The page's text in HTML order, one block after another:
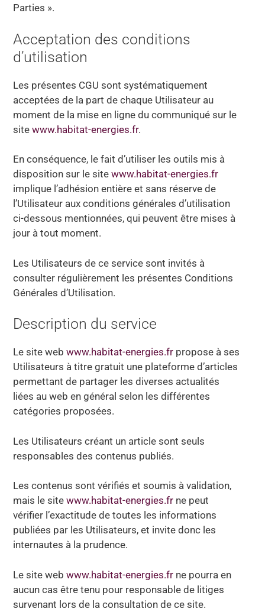
Parties ».
Acceptation des conditions
d’utilisation
Les présentes CGU sont systématiquement
acceptées de la part de chaque Utilisateur au
moment de la mise en ligne du communiqué sur le
sitewww.habitat-energies.fr.
En conséquence, le fait d’utiliser les outils mis à
disposition sur le sitewww.habitat-energies.fr
implique l’adhésion entière et sans réserve de
l’Utilisateur aux conditions générales d’utilisation
ci-dessous mentionnées, qui peuvent être mises à
jour à tout moment.
Les Utilisateurs de ce service sont invités à
consulter régulièrement les présentes Conditions
Générales d’Utilisation.
Description du service
Le site webwww.habitat-energies.fr propose à ses
Utilisateurs à titre gratuit une plateforme d’articles
permettant de partager les diverses actualités
liées au web en général selon les différentes
catégories proposées.
Les Utilisateurs créant un article sont seuls
responsables des contenus publiés.
Les contenus sont vérifiés et soumis à validation,
mais le sitewww.habitat-energies.fr ne peut
vérifier l’exactitude de toutes les informations
publiées par les Utilisateurs, et invite donc les
internautes à la prudence.
Le site webwww.habitat-energies.fr ne pourra en
aucun cas être tenu pour responsable de litiges
survenant lors de la consultation de ce site.